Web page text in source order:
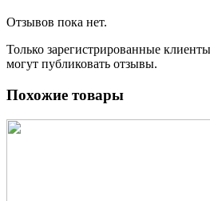
Отзывов пока нет.
Только зарегистрированные
могут публиковать отзывы.
Похожие товары